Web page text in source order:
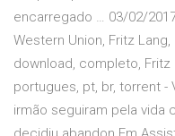
encarregado … 03/02/
Western Union, Fritz
download, completo, Fritz
portugues, pt, br, torrent -
irmão seguiram pela vida